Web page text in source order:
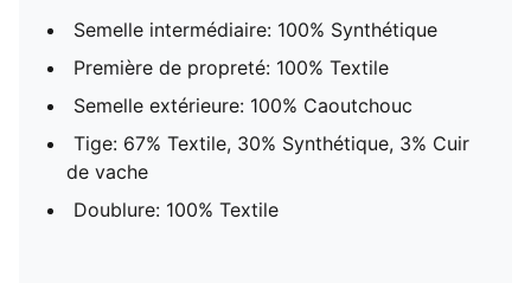
Semelle intermédiaire: 100% Synthétique
Première de propreté: 100% Textile
Semelle extérieure: 100% Caoutchouc
Tige: 67% Textile, 30% Synthétique, 3% Cuir
de vache
Doublure: 100% Textile